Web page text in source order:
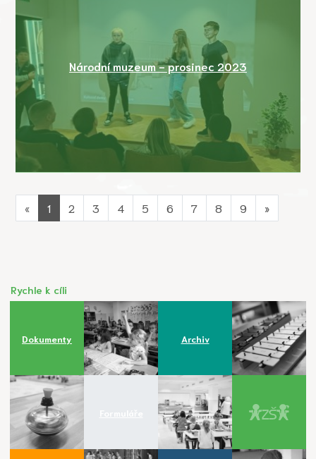
Národní muzeum - prosinec 2023
« 1 2 3 4 5 6 7 8 9 »
Rychle k cíli
Dokumenty Archiv